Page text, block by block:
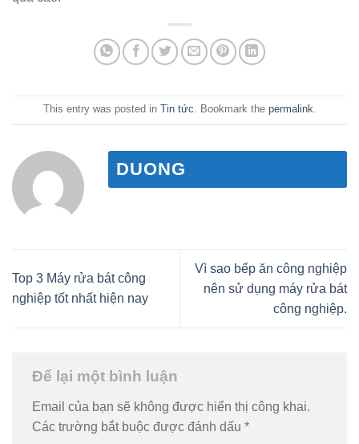
This entry was posted in Tin tức . Bookmark the permalink
DUONG
Top 3 Máy rửa bát công
nghiệp tốt nhất hiện nay
Vì sao bếp ăn công nghiệp
nên sử dụng máy rửa bát
công nghiệp.
Để lại một bình luận
Email của bạn sẽ không được hiển thị công khai.
Các trường bắt buộc được đánh dấu *